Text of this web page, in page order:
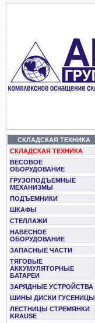
СКЛАДСКАЯ ТЕХНИКА
СКЛАДСКАЯ ТЕХНИКА
ВЕСОВОЕ
ОБОРУДОВАНИЕ
ГРУЗОПОДЪЕМНЫЕ
МЕХАНИЗМЫ
ПОДЪЕМНИКИ
ШКАФЫ
СТЕЛЛАЖИ
НАВЕСНОЕ
ОБОРУДОВАНИЕ
ЗАПАСНЫЕ ЧАСТИ
ТЯГОВЫЕ
АККУМУЛЯТОРНЫЕ
БАТАРЕИ
ЗАРЯДНЫЕ УСТРОЙСТВА
ШИНЫ ДИСКИ ГУСЕНИЦЫ
ЛЕСТНИЦЫ СТРЕМЯНКИ
KRAUSE